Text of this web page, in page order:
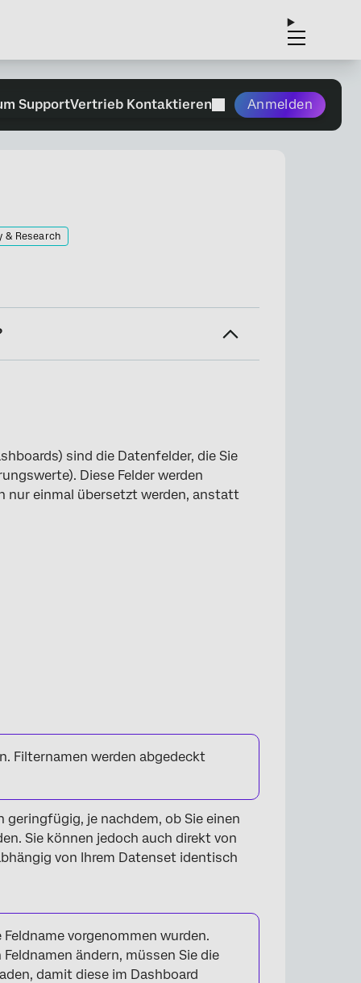
SupportVertrieb Kontaktieren Anmelden
& Research
sind die Datenfelder, die Sie
Diese Felder werden
nur einmal übersetzt werden, anstatt
Filternamen werden abgedeckt
je nachdem, ob Sie einen
Sie können jedoch auch direkt von
von Ihrem Datenset identisch
vorgenommen wurden.
ändern, müssen Sie die
damit diese im Dashboard